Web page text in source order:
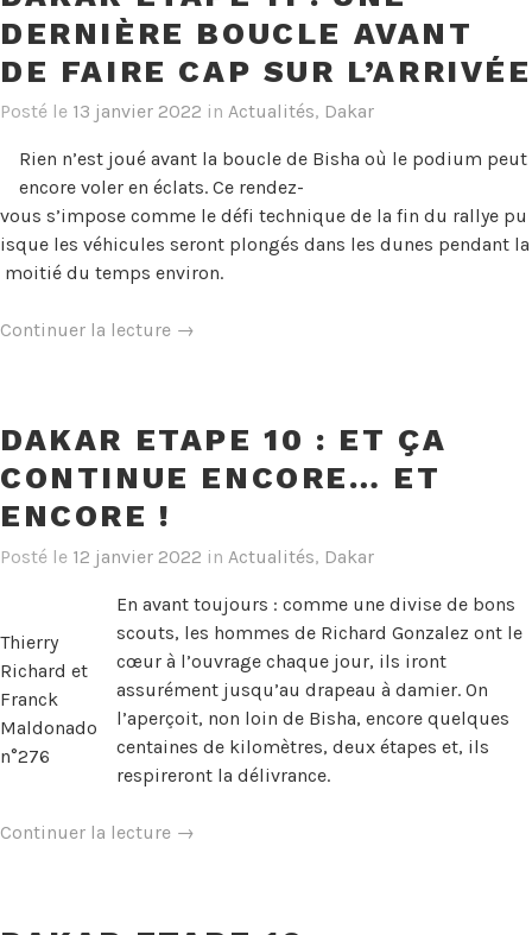
164
la
délivrance
le
point
stop
! »
DERNIÈRE BOUCLE AVANT
DE FAIRE CAP SUR L’ARRIVÉE
Posté le 13 janvier 2022 in Actualités, Dakar
Rien n’est joué avant la boucle de Bisha où le podium peut
encore voler en éclats. Ce rendez-
vous s’impose comme le défi technique de la fin du rallye pu
isque les véhicules seront plongés dans les dunes pendant la
moitié du temps environ.
Continuer la lecture « Dakar
Une
dernière
de
cap
sur
l’arrivée »
→
DAKAR ETAPE 10 : ET ÇA
CONTINUE ENCORE… ET
ENCORE !
Posté le 12 janvier 2022 in Actualités, Dakar
Thierry
Richard et
Franck
Maldonado
n°276
En avant toujours : comme une divise de bons
scouts, les hommes de Richard Gonzalez ont le
cœur à l’ouvrage chaque jour, ils iront
assurément jusqu’au drapeau à damier. On
l’aperçoit, non loin de Bisha, encore quelques
centaines de kilomètres, deux étapes et, ils
respireront la délivrance.
Continuer la lecture « Dakar
→